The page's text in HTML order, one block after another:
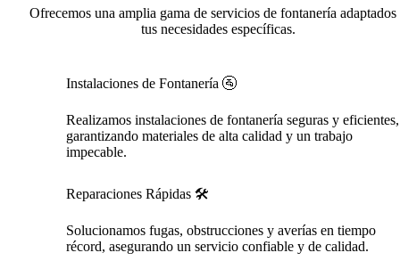
Ofrecemos una amplia gama de servicios de fontanería adaptados
tus necesidades específicas.
Instalaciones de Fontanería 🚰
Realizamos instalaciones de fontanería seguras y eficientes,
garantizando materiales de alta calidad y un trabajo
impecable.
Reparaciones Rápidas 🛠️
Solucionamos fugas, obstrucciones y averías en tiempo
récord, asegurando un servicio confiable y de calidad.